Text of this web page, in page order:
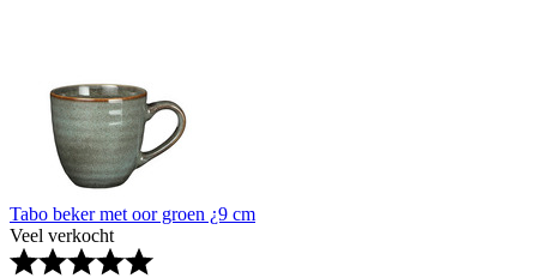
Tabo beker met oor groen ¿9 cm
Veel verkocht